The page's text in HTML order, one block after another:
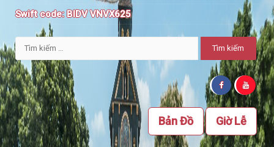
Swift code:BIDV VNVX625
Tìm
kiếm
cho:
Giờ Lễ
Bản Đồ